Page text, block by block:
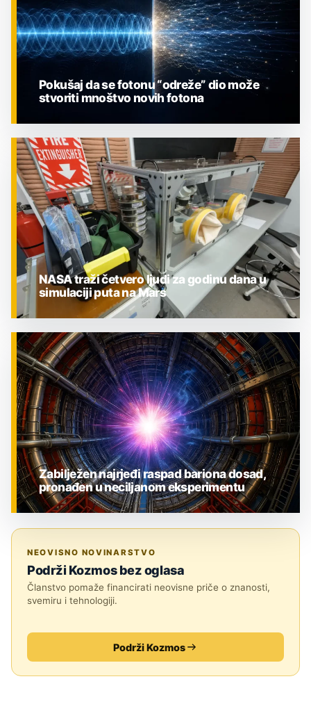
ZNANOST
Pokušaj da se fotonu “odreže” dio može
stvoriti mnoštvo novih fotona
ZNANOST
NASA traži četvero ljudi za godinu dana u
simulaciji puta na Mars
Zabilježen najrjeđi raspad bariona dosad,
pronađen u neciljanom eksperimentu
NEOVISNO NOVINARSTVO
Podrži Kozmos bez oglasa
Članstvo pomaže financirati neovisne priče o znanosti,
svemiru i tehnologiji.
Podrži Kozmos